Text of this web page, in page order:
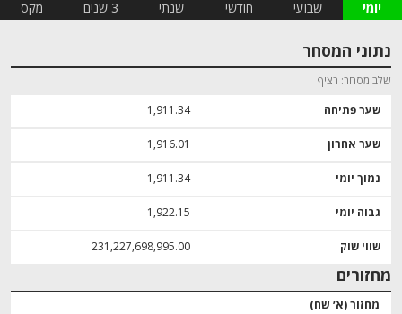
יומי שבועי חודשי שנתי 3 שנים מקס
נתוני המסחר
שלב מסחר רציף
שער פתיחה 1,911.34
שער אחרון 1,916.01
נמוך יומי 1,911.34
גבוה יומי 1,922.15
שווי שוק 231,227,698,995.00
מחזורים
מחזור (א׳ שח)